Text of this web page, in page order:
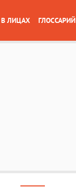
В ЛИЦАХ ГЛОССАРИЙ